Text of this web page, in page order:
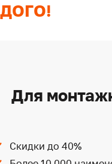
Для
Скидки до 40%